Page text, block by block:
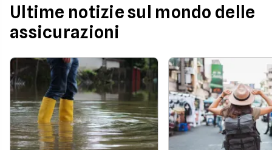
Ultime notizie sul mondo delle
assicurazioni